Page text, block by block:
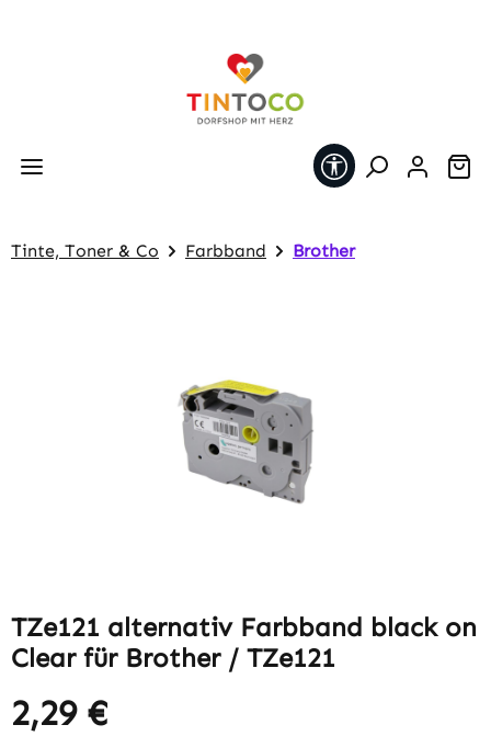
Werkzeugleiste
Tinte, Toner & Co Farbband Brother
TZe121 alternativ Farbband black on
Clear für Brother / TZe121
Regulärer Preis:
2,29 €